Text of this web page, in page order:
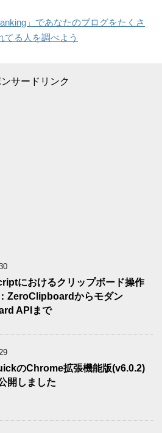
」であなたのブログをたくさ
てる人を調べよう
サードリンク
におけるクリップボード操作
ZeroClipboardからモダン
APIまで
のChrome拡張機能版(v6.0.2)
開しました